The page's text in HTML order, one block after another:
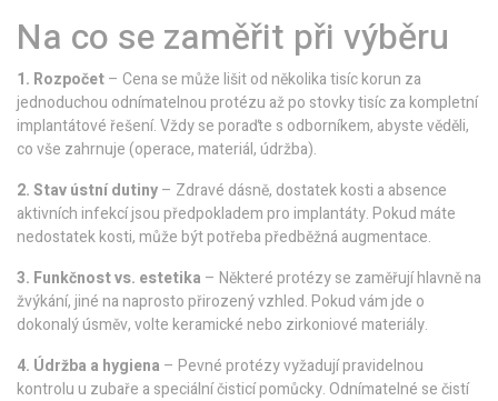
Na co se zaměřit při výběru
1. Rozpočet– Cena se může lišit od několika tisíc korun za
jednoduchou odnímatelnou protézu až po stovky tisíc za kompletní
implantátové řešení. Vždy se poraďte s odborníkem, abyste věděli,
co vše zahrnuje (operace, materiál, údržba).
2. Stav ústní dutiny– Zdravé dásně, dostatek kosti a absence
aktivních infekcí jsou předpokladem pro implantáty. Pokud máte
nedostatek kosti, může být potřeba předběžná augmentace.
3. Funkčnost vs. estetika – Některé protézy se zaměřují hlavně na
žvýkání, jiné na naprosto přirozený vzhled. Pokud vám jde o
dokonalý úsměv, volte keramické nebo zirkoniové materiály.
4. Údržba a hygiena – Pevné protézy vyžadují pravidelnou
kontrolu u zubaře a speciální čisticí pomůcky. Odnímatelné se čistí